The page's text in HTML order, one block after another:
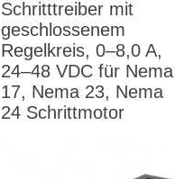
Schritttreiber mit
geschlossenem
Regelkreis, 0–8,0 A,
24–48 VDC für Nema
17, Nema 23, Nema
24 Schrittmotor